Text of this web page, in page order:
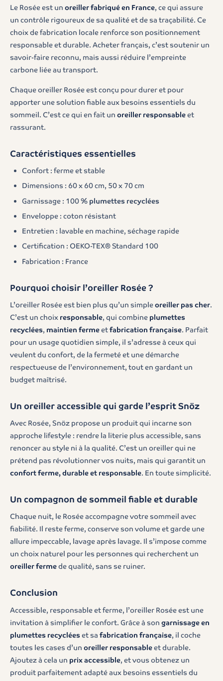
Le Rosée est un oreiller fabriqué en France, ce qui assure
un contrôle rigoureux de sa qualité et de sa traçabilité. Ce
choix de fabrication locale renforce son positionnement
responsable et durable. Acheter français, c’est soutenir un
savoir-faire reconnu, mais aussi réduire l’empreinte
carbone liée au transport.
Chaque oreiller Rosée est conçu pour durer et pour
apporter une solution fiable aux besoins essentiels du
sommeil. C’est ce qui en fait un oreiller responsableet
rassurant.
Caractéristiques essentielles
Confort : ferme et stable
Dimensions : 60 x 60 cm, 50 x 70 cm
Garnissage : 100 % plumettes recyclées
Enveloppe : coton résistant
Entretien : lavable en machine, séchage rapide
Certification : OEKO-TEX® Standard 100
Fabrication : France
Pourquoi choisir l’oreiller Rosée ?
L’oreiller Rosée est bien plus qu’un simpleoreiller pas cher.
C’est un choix responsable, qui combine plumettes
recyclées, maintien fermeetfabrication française. Parfait
pour un usage quotidien simple, il s’adresse à ceux qui
veulent du confort, de la fermeté et une démarche
respectueuse de l’environnement, tout en gardant un
budget maîtrisé.
Un oreiller accessible qui garde l’esprit Snöz
Avec Rosée, Snöz propose un produit qui incarne son
approche lifestyle : rendre la literie plus accessible, sans
renoncer au style ni à la qualité. C’est un oreiller qui ne
prétend pas révolutionner vos nuits, mais qui garantit un
confort ferme, durable et responsable. En toute simplicité.
Un compagnon de sommeil fiable et durable
Chaque nuit, le Rosée accompagne votre sommeil avec
fiabilité. Il reste ferme, conserve son volume et garde une
allure impeccable, lavage après lavage. Il s’impose comme
un choix naturel pour les personnes qui recherchent un
oreiller fermede qualité, sans se ruiner.
Conclusion
Accessible, responsable et ferme, l’oreiller Rosée est une
invitation à simplifier le confort. Grâce à son garnissage en
plumettes recycléeset sa fabrication française, il coche
toutes les cases d’un oreiller responsableet durable.
Ajoutez à cela un prix accessible, et vous obtenez un
produit parfaitement adapté aux besoins essentiels du